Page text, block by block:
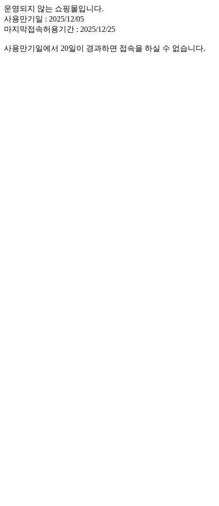
운영되지 않는 쇼핑몰입니다.
사용만기일 : 2025/12/05
마지막접속허용기간 : 2025/12/25
사용만기일에서 20일이 경과하면 접속을 하실 수 없습니다.